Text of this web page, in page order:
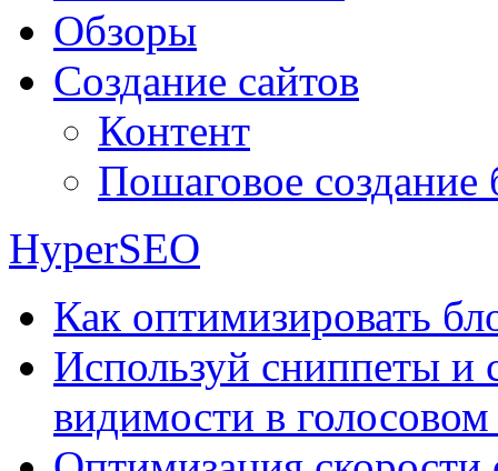
Обзоры
Создание сайтов
Контент
Пошаговое создание
HyperSEO
Как оптимизировать
Используй сниппеты и
видимости в